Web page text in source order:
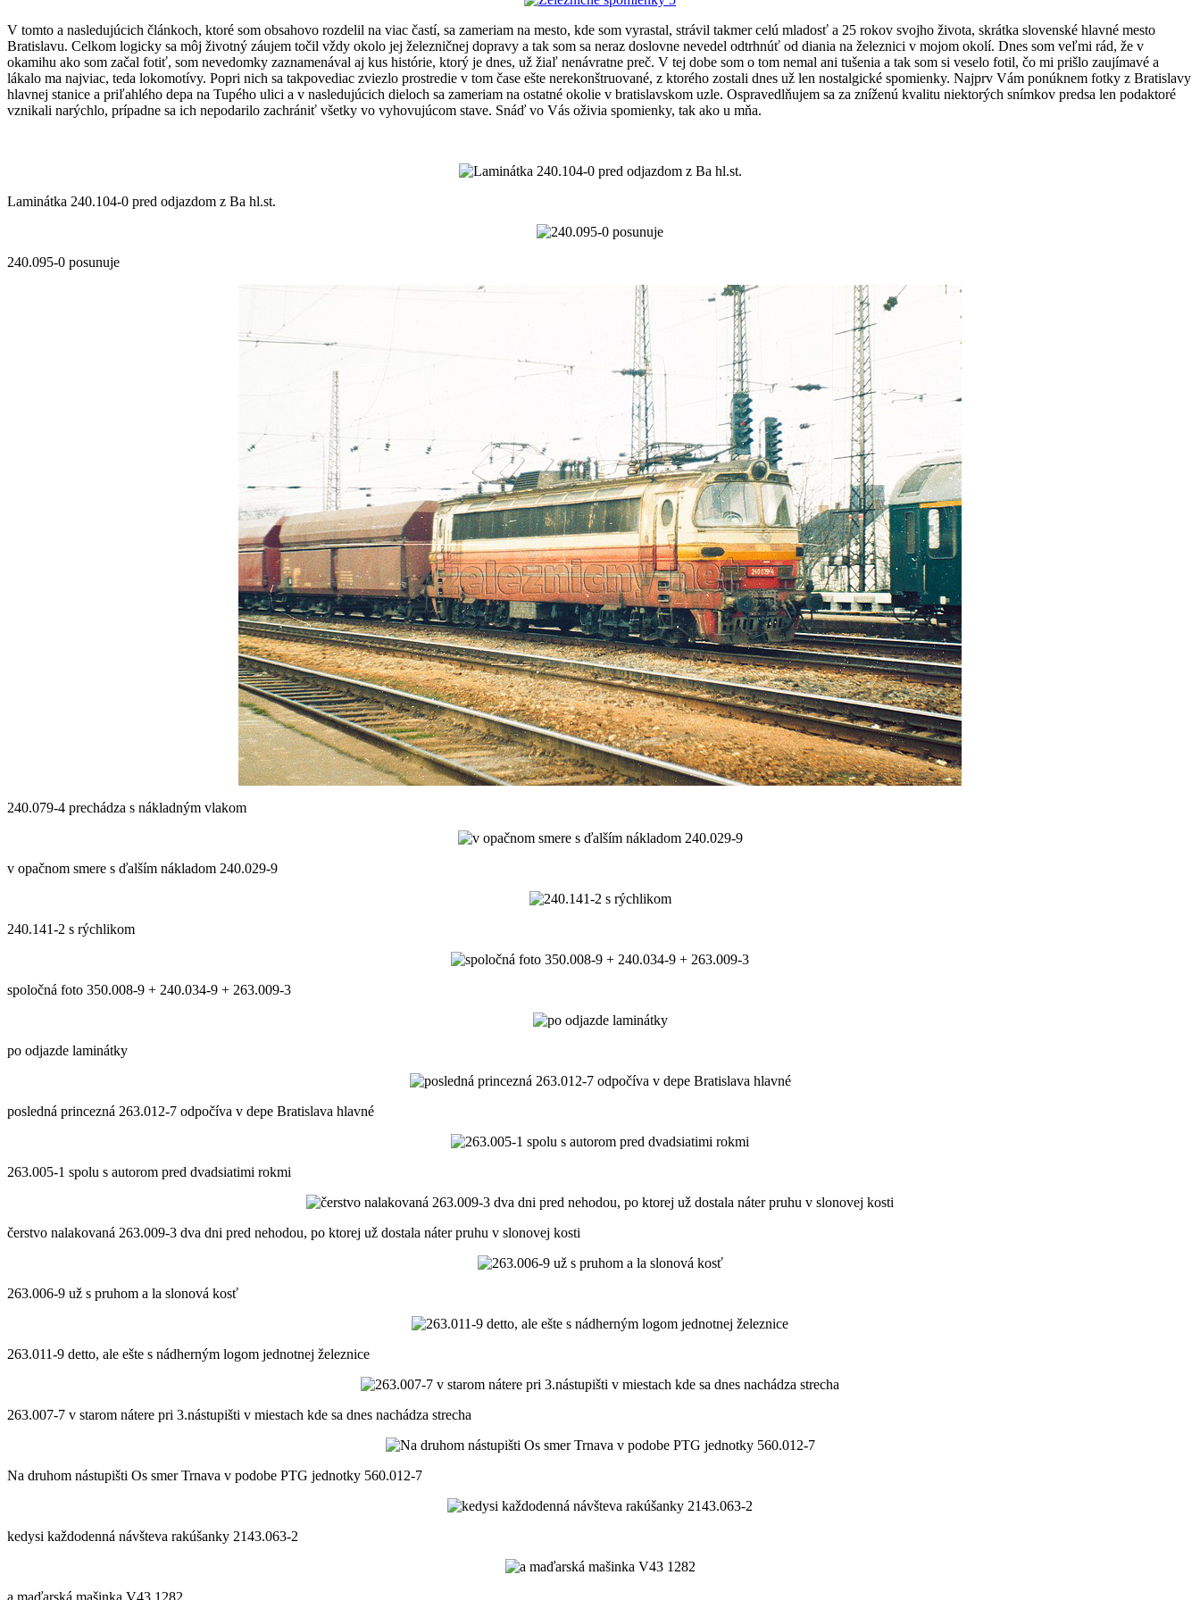
V tomto a nasledujúcich článkoch, ktoré som obsahovo rozdelil na viac častí, sa zameriam na mesto, kde som vyrastal, strávil takmer celú mladosť a 25 rokov svojho života, skrátka slovenské hlavné mesto
Bratislavu. Celkom logicky sa môj životný záujem točil vždy okolo jej železničnej dopravy a tak som sa neraz doslovne nevedel odtrhnúť od diania na železnici v mojom okolí. Dnes som veľmi rád, že v
okamihu ako som začal fotiť, som nevedomky zaznamenával aj kus histórie, ktorý je dnes, už žiaľ nenávratne preč. V tej dobe som o tom nemal ani tušenia a tak som si veselo fotil, čo mi prišlo zaujímavé a
lákalo ma najviac, teda lokomotívy. Popri nich sa takpovediac zviezlo prostredie v tom čase ešte nerekonštruované, z ktorého zostali dnes už len nostalgické spomienky. Najprv Vám ponúknem fotky z Bratislavy
hlavnej stanice a priľahlého depa na Tupého ulici a v nasledujúcich dieloch sa zameriam na ostatné okolie v bratislavskom uzle. Ospravedlňujem sa za zníženú kvalitu niektorých snímkov predsa len podaktoré
vznikali narýchlo, prípadne sa ich nepodarilo zachrániť všetky vo vyhovujúcom stave. Snáď vo Vás oživia spomienky, tak ako u mňa.
Laminátka 240.104-0 pred odjazdom z Ba hl.st.
240.095-0 posunuje
240.079-4 prechádza s nákladným vlakom
v opačnom smere s ďalším nákladom 240.029-9
240.141-2 s rýchlikom
spoločná foto 350.008-9 + 240.034-9 + 263.009-3
po odjazde laminátky
posledná princezná 263.012-7 odpočíva v depe Bratislava hlavné
263.005-1 spolu s autorom pred dvadsiatimi rokmi
čerstvo nalakovaná 263.009-3 dva dni pred nehodou, po ktorej už dostala náter pruhu v slonovej kosti
263.006-9 už s pruhom a la slonová kosť
263.011-9 detto, ale ešte s nádherným logom jednotnej železnice
263.007-7 v starom nátere pri 3.nástupišti v miestach kde sa dnes nachádza strecha
Na druhom nástupišti Os smer Trnava v podobe PTG jednotky 560.012-7
kedysi každodenná návšteva rakúšanky 2143.063-2